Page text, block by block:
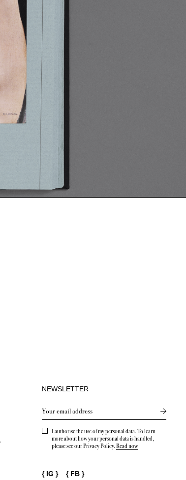
NEWSLETTER
Send
I authorise the use of my personal data. To learn
more about how your personal data is handled,
please see our Privacy Policy.Read now
{ IG } { FB }